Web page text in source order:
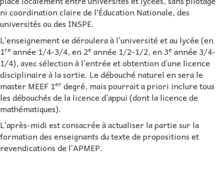
ni coordination claire de l’Éducation Nationale, des
universités ou des INSPE.
L’enseignement se déroulera à l’université et au lycée (en
1re année 1/4-3/4, en 2e année 1/2-1/2, en 3e année 3/4-
1/4), avec sélection à l’entrée et obtention d’une licence
disciplinaire à la sortie. Le débouché naturel en sera le
master MEEF 1er degré, mais pourrait a priori inclure tous
les débouchés de la licence d’appui (dont la licence de
mathématiques).
L’après-midi est consacrée à actualiser la partie sur la
formation des enseignants du texte de propositions et
revendications de l’APMEP.